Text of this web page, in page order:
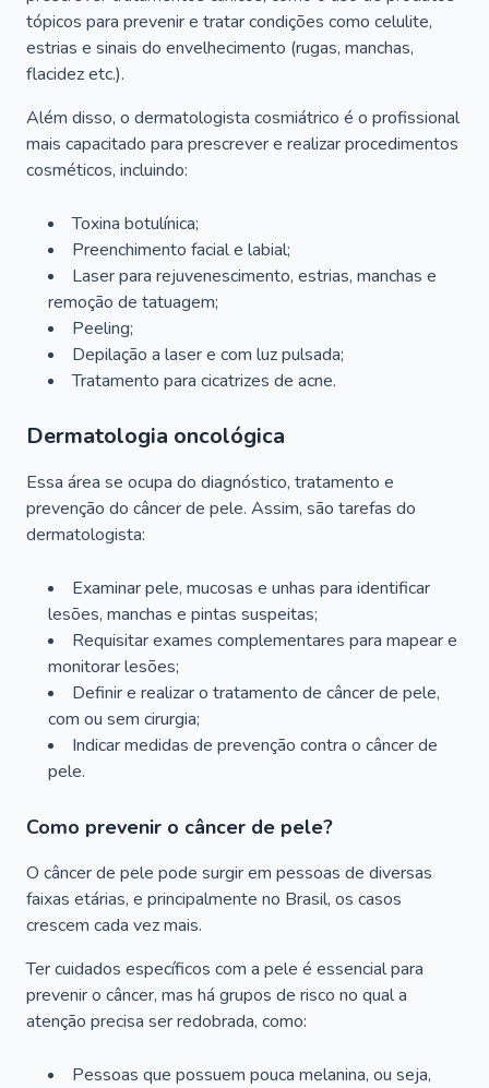
tópicos para prevenir e tratar condições como celulite,
estrias e sinais do envelhecimento (rugas, manchas,
flacidez etc.).
Além disso, o dermatologista cosmiátrico é o profissional
mais capacitado para prescrever e realizar procedimentos
cosméticos, incluindo:
Toxina botulínica;
Preenchimento facial e labial;
Laser para rejuvenescimento, estrias, manchas e
remoção de tatuagem;
Peeling;
Depilação a laser e com luz pulsada;
Tratamento para cicatrizes de acne.
Dermatologia oncológica
Essa área se ocupa do diagnóstico, tratamento e
prevenção do câncer de pele. Assim, são tarefas do
dermatologista:
Examinar pele, mucosas e unhas para identificar
lesões, manchas e pintas suspeitas;
Requisitar exames complementares para mapear e
monitorar lesões;
Definir e realizar o tratamento de câncer de pele,
com ou sem cirurgia;
Indicar medidas de prevenção contra o câncer de
pele.
Como prevenir o câncer de pele?
O câncer de pele pode surgir em pessoas de diversas
faixas etárias, e principalmente no Brasil, os casos
crescem cada vez mais.
Ter cuidados específicos com a pele é essencial para
prevenir o câncer, mas há grupos de risco no qual a
atenção precisa ser redobrada, como:
Pessoas que possuem pouca melanina, ou seja,